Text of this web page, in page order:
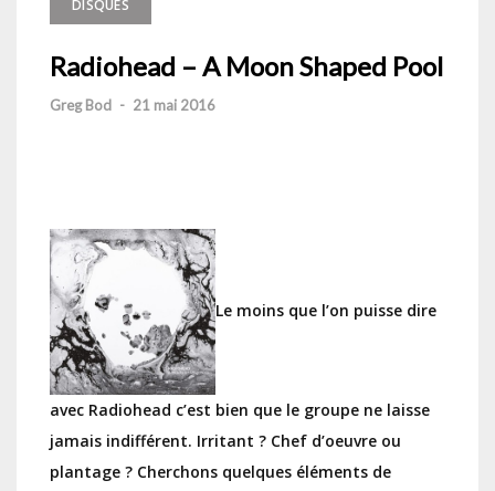
DISQUES
Radiohead – A Moon Shaped Pool
Greg Bod - 21 mai 2016
Le moins que l’on puisse dire
avec Radiohead c’est bien que le groupe ne laisse
jamais indifférent. Irritant ? Chef d’oeuvre ou
plantage ? Cherchons quelques éléments de